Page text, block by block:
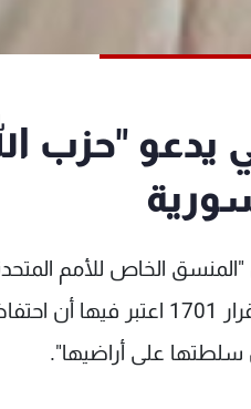
يدعو "حزب
الخاص للأمم
مجلس الأمن عن تنفيذ
على أراضيها".